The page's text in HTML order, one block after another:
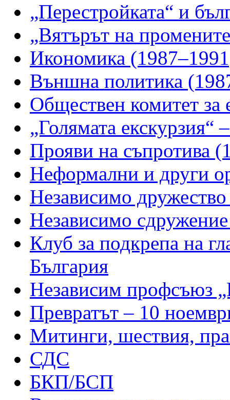
„Перестройката“ и
„Вятърът на
Икономика
Външна политика
Обществен комитет за
„Голямата екскурзия“
Прояви на съпротива
Неформални и други
Независимо дружество
Независимо сдружение
Клуб за подкрепа на
България
Независим профсъюз
Превратът – 10
Митинги, шествия,
СДС
БКП/БСП